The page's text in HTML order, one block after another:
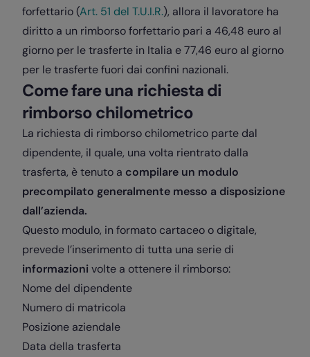
forfettario (Art. 51 del T.U.I.R.), allora il lavoratore ha
diritto a un rimborso forfettario pari a 46,48 euro al
giorno per le trasferte in Italia e 77,46 euro al giorno
per le trasferte fuori dai confini nazionali.
Come fare una richiesta di
rimborso chilometrico
La richiesta di rimborso chilometrico parte dal
dipendente, il quale, una volta rientrato dalla
trasferta, è tenuto a compilare un modulo
precompilato generalmente messo a disposizione
dall’azienda.
Questo modulo, in formato cartaceo o digitale,
prevede l’inserimento di tutta una serie di
informazionivolte a ottenere il rimborso:
Nome del dipendente
Numero di matricola
Posizione aziendale
Data della trasferta